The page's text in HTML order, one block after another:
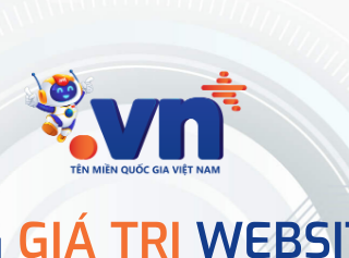
GIÁ TRỊ